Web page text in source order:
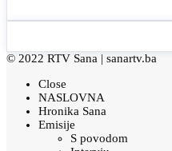
© 2022 RTV Sana | sanartv.ba
Close
NASLOVNA
Hronika Sana
Emisije
S povodom